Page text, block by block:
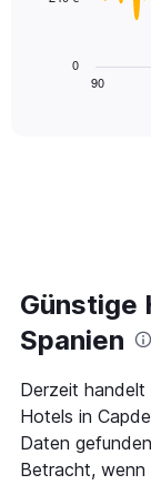
die
anzeigt.
anzeigt.
Diagramm
näher
das
rückt.
Diagramm
hat
1
X-
Achse,
90
0
Günstige
Spanien
Derzeit handelt
Hotels in
Daten
Betracht, wenn